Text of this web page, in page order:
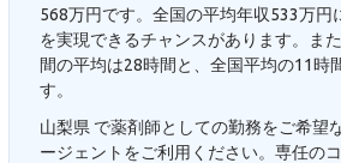
568万円です。全国の平均年収533万円
を実現できるチャンスがあります。ま
間の平均は28時間と、全国平均の11時
す。
山梨県 で薬剤師としての勤務をご希望
ージェントをご利用ください。専任の